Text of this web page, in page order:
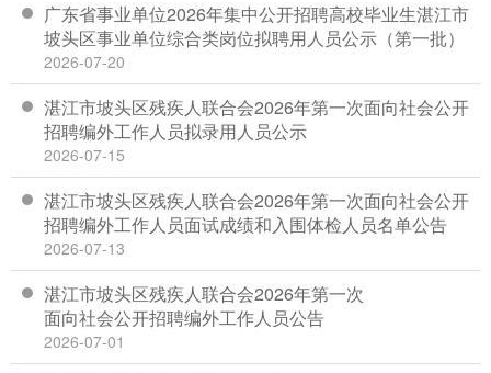
广东省事业单位2026年集中公开招聘高校毕业生湛江市
坡头区事业单位综合类岗位拟聘用人员公示（第一批）
2026-07-20
湛江市坡头区残疾人联合会2026年第一次面向社会公开
招聘编外工作人员拟录用人员公示
2026-07-15
湛江市坡头区残疾人联合会2026年第一次面向社会公开
招聘编外工作人员面试成绩和入围体检人员名单公告
2026-07-13
湛江市坡头区残疾人联合会2026年第一次
面向社会公开招聘编外工作人员公告
2026-07-01